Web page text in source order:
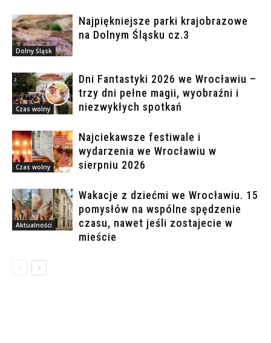
Dolny Śląsk
Najpiękniejsze parki krajobrazowe
na Dolnym Śląsku cz.3
Czas wolny
Dni Fantastyki 2026 we Wrocławiu –
trzy dni pełne magii, wyobraźni i
niezwykłych spotkań
Czas wolny
Najciekawsze festiwale i
wydarzenia we Wrocławiu w
sierpniu 2026
Aktualności
Wakacje z dziećmi we Wrocławiu. 15
pomysłów na wspólne spędzenie
czasu, nawet jeśli zostajecie w
mieście